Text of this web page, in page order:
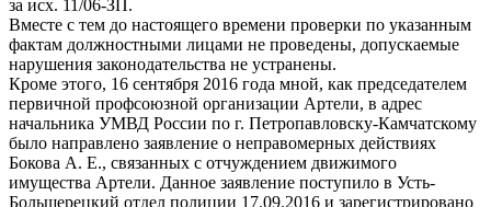
за исх. 11/06-ЗП.
Вместе с тем до настоящего времени проверки по указанным
фактам должностными лицами не проведены, допускаемые
нарушения законодательства не устранены.
Кроме этого, 16 сентября 2016 года мной, как председателем
первичной профсоюзной организации Артели, в адрес
начальника УМВД России по г. Петропавловску-Камчатскому
было направлено заявление о неправомерных действиях
Бокова А. Е., связанных с отчуждением движимого
имущества Артели. Данное заявление поступило в Усть-
Большерецкий отдел полиции 17.09.2016 и зарегистрировано